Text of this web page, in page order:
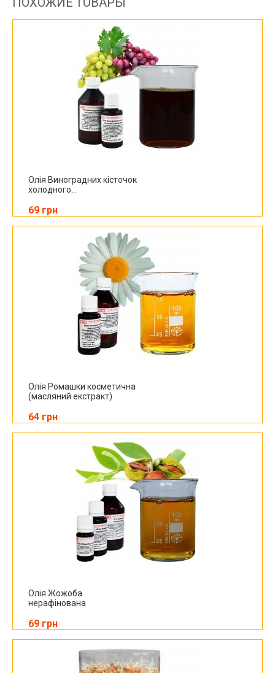
Олія Виноградних кісточок
холодного...
69 грн
Олія Ромашки косметична
(масляний екстракт)
64 грн
Олія Жожоба
нерафінована
69 грн